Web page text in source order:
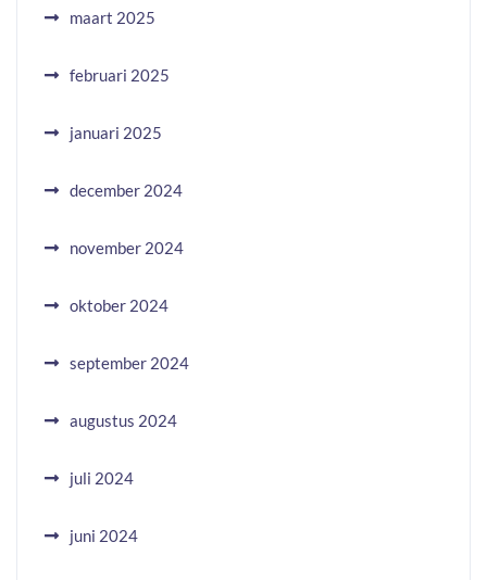
maart 2025
februari 2025
januari 2025
december 2024
november 2024
oktober 2024
september 2024
augustus 2024
juli 2024
juni 2024